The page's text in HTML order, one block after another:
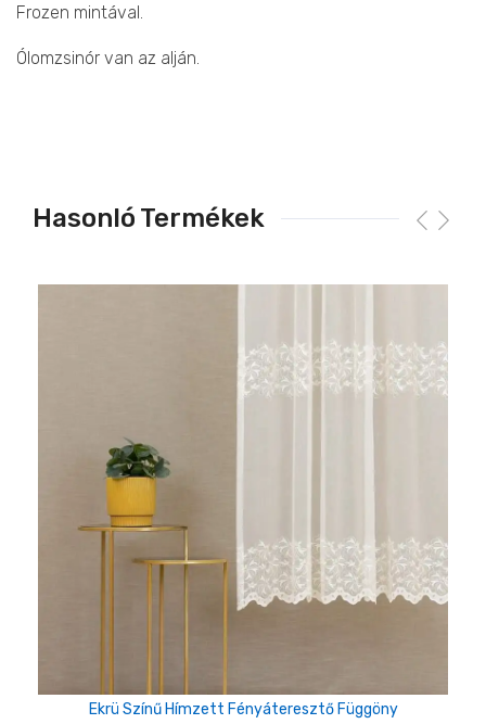
Frozen mintával.
Ólomzsinór van az alján.
Hasonló Termékek
Ekrü Színű Hímzett Fényáteresztő Függöny